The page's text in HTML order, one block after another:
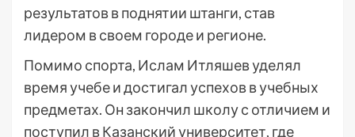
результатов в поднятии штанги, став
лидером в своем городе и регионе.
Помимо спорта, Ислам Итляшев уделял
время учебе и достигал успехов в учебных
предметах. Он закончил школу с отличием и
поступил в Казанский университет, где